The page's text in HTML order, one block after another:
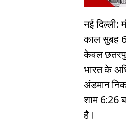
नई दिल्ली:
काल सुबह
केवल
भारत के
अंडमान
शाम 6:26
है।